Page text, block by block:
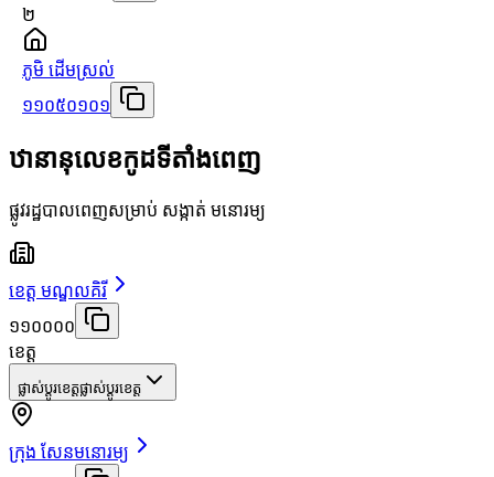
២
ភូមិ ដើមស្រល់
១១០៥០១០១
ឋានានុលេខកូដទីតាំងពេញ
ផ្លូវរដ្ឋបាលពេញសម្រាប់ សង្កាត់ មនោរម្យ
ខេត្ត មណ្ឌលគិរី
១១០០០០
ខេត្ត
ផ្លាស់ប្តូរខេត្តផ្លាស់ប្តូរខេត្ត
ក្រុង សែនមនោរម្យ